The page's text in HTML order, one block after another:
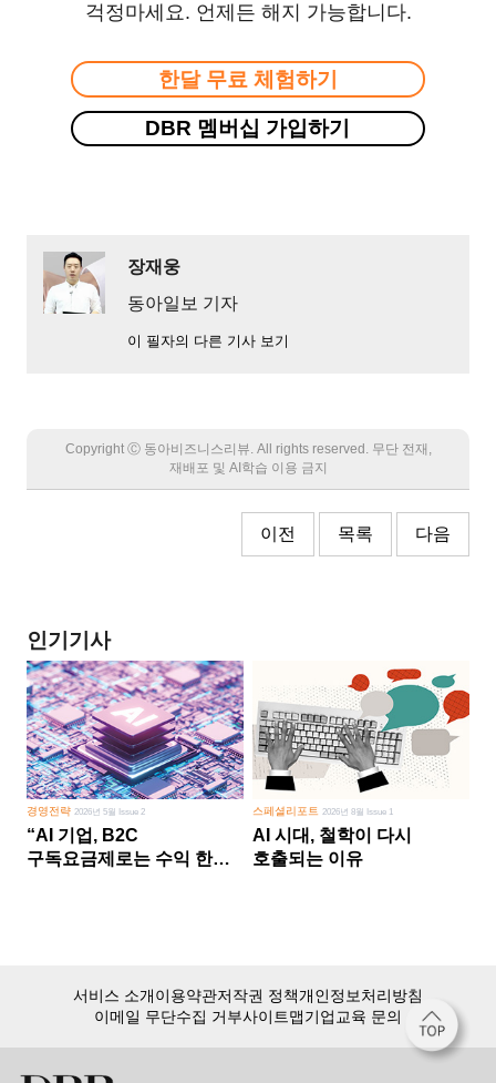
걱정마세요. 언제든 해지 가능합니다.
한달 무료 체험하기
DBR 멤버십 가입하기
장재웅
동아일보 기자
이 필자의 다른 기사 보기
Copyright Ⓒ 동아비즈니스리뷰. All rights reserved. 무단 전재,
재배포 및 AI학습 이용 금지
이전 목록 다음
인기기사
경영전략 2026년 5월 Issue 2
“AI 기업, B2C
구독요금제로는 수익 한계
스페셜리포트 2026년 8월 Issue 1
AI 시대, 철학이 다시
호출되는 이유
서비스 소개이용약관저작권 정책개인정보처리방침
이메일 무단수집 거부사이트맵기업교육 문의